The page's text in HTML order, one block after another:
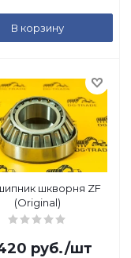
В корзину
шкворня ZF
(Original)
руб./шт